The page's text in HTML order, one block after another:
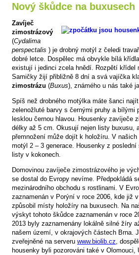
Nový škůdce na buxusech
Zavíječ
zimostrázový
(Cydalima
perspectalis ) je drobný motýl z čeledi
dobré letce. Dospělec má obvykle bílá
existují i jedinci zcela hnědí. Rozpětí křídel
Samičky žijí přibližně 8 dní a svá vajíčka
zimostrázu (Buxus), známého u nás také
Spíš než drobného motýlka máte šanci
zelenožluté barvy s černými pruhy a bílými
lesklou černou hlavou. Housenky zavíječe
délky až 5 cm. Okusují nejen listy buxusu,
přemnožení může dojít k holožíru. V
motýl 2 – 3 generace. Housenky z
listy v kokonech.
Domovinou zavíječe zimostrázového je
se dostal do Evropy nevíme. Předpokládá
mezinárodního obchodu s rostlinami. V
zaznamenán v Porýní v roce 2006, kde již
způsobil místy holožíry na buxusech. Na
výskyt tohoto škůdce zaznamenán v roce
2013 byly zaznamenány lokálně silné žíry
našem území, v okrajových částech Brna.
zveřejněné na serveru www.biolib.cz,
housenky byli pozorováni také v Olomouci,